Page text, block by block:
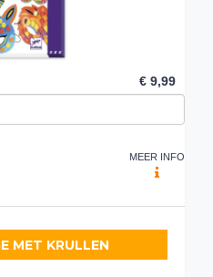
€ 9,99
MEER INFO
MET KRULLEN